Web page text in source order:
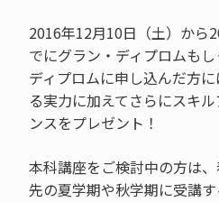
2016年12月10日（土）から
でにグラン・ディプロムも
ディプロムに申し込んだ方
る実力に加えてさらにスキ
ンスをプレゼント！
本科講座をご検討中の方は
先の夏学期や秋学期に受講